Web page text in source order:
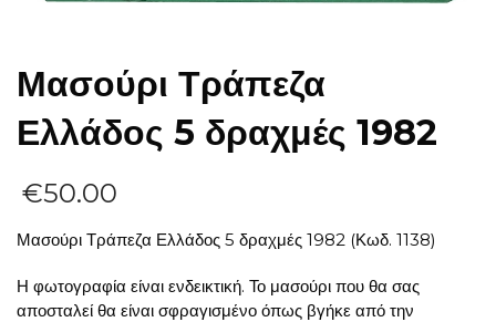
Μασούρι Τράπεζα
Ελλάδος 5 δραχμές 1982
€50.00
Μασούρι Τράπεζα Ελλάδος 5 δραχμές 1982 (Κωδ. 1138)
Η φωτογραφία είναι ενδεικτική. Το μασούρι που θα σας
αποσταλεί θα είναι σφραγισμένο όπως βγήκε από την